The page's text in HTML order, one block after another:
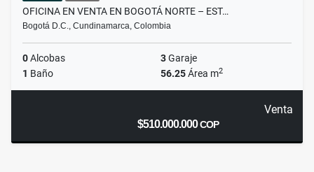
OFICINA EN VENTA EN BOGOTÁ NORTE – EST…
Bogotá D.C., Cundinamarca, Colombia
0Alcobas 3Garaje
1 Baño 56.25Área m2
Venta
$510.000.000COP